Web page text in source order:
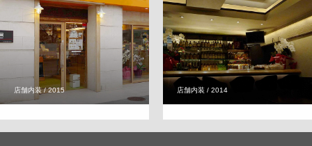
店舗内装 / 2015 店舗内装 / 2014